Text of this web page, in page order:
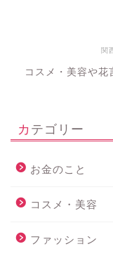
関
コスメ・美容や
カテゴリー
お金のこと
コスメ・美容
ファッション